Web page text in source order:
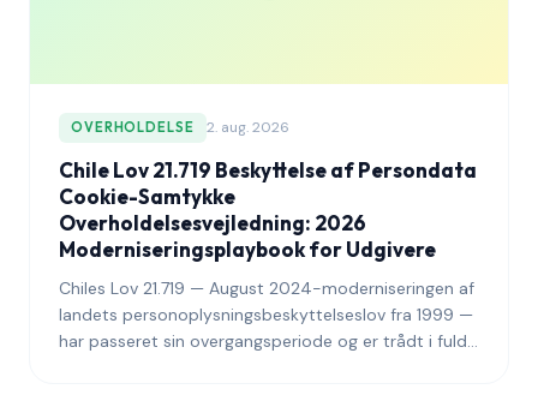
OVERHOLDELSE 2. aug. 2026
Chile Lov 21.719 Beskyttelse af Persondata
Cookie-Samtykke
Overholdelsesvejledning: 2026
Moderniseringsplaybook for Udgivere
Chiles Lov 21.719 — August 2024-moderniseringen af
landets personoplysningsbeskyttelseslov fra 1999 —
har passeret sin overgangsperiode og er trådt i fuld